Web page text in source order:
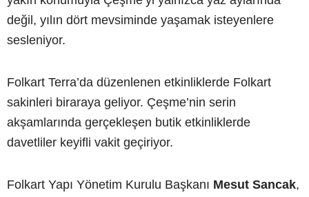
değil, yılın dört mevsiminde yaşamak isteyenlere
sesleniyor.
Folkart Terra’da düzenlenen etkinliklerde Folkart
sakinleri biraraya geliyor. Çeşme’nin serin
akşamlarında gerçekleşen butik etkinliklerde
davetliler keyifli vakit geçiriyor.
Folkart Yapı Yönetim Kurulu Başkanı Mesut Sancak,